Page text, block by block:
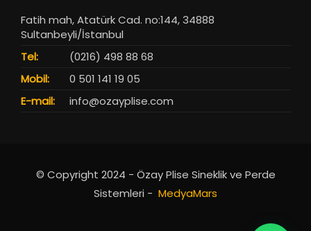
Fatih mah, Atatürk Cad. no:144, 34888
Sultanbeyli/İstanbul
Tel:
(0216) 498 88 68
Mobil:
0 501 141 19 05
E-mail:
info@ozayplise.com
© Copyright 2024 - Özay Plise Sineklik ve Perde
Sistemleri - MedyaMars